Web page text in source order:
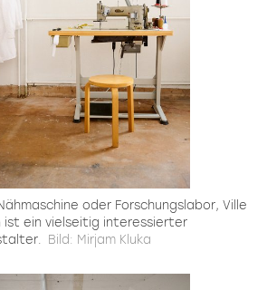
oder Forschungslabor, Ville
ist ein vielseitig interessierter
Bild: Mirjam Kluka